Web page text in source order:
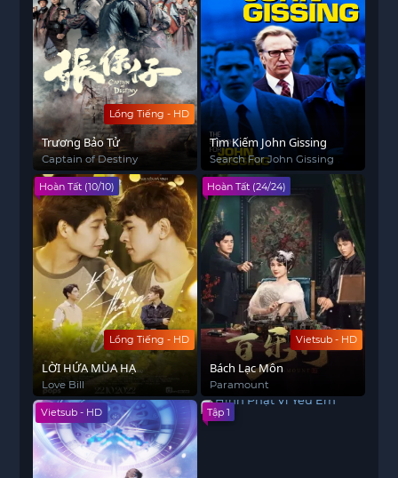
Lồng Tiếng - HD
Trương Bảo Tử
Captain of Destiny
Tìm Kiếm John Gissing
Search For John Gissing
Lồng Tiếng - HD
Hoàn Tất (10/10)
LỜI HỨA MÙA HẠ
Love Bill
Vietsub - HD
Hoàn Tất (24/24)
Bách Lạc Môn
Paramount
Vietsub - HD Tập 1